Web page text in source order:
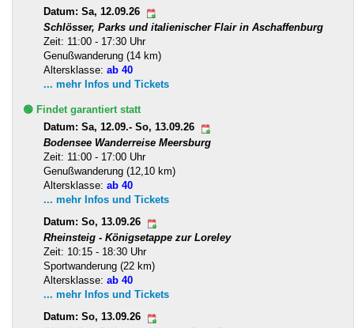
Datum: Sa, 12.09.26
Schlösser, Parks und italienischer Flair in Aschaffenburg
Zeit: 11:00 - 17:30 Uhr
Genußwanderung (14 km)
Altersklasse: ab 40
... mehr Infos und Tickets
🟢 Findet garantiert statt
Datum: Sa, 12.09.- So, 13.09.26
Bodensee Wanderreise Meersburg
Zeit: 11:00 - 17:00 Uhr
Genußwanderung (12,10 km)
Altersklasse: ab 40
... mehr Infos und Tickets
Datum: So, 13.09.26
Rheinsteig - Königsetappe zur Loreley
Zeit: 10:15 - 18:30 Uhr
Sportwanderung (22 km)
Altersklasse: ab 40
... mehr Infos und Tickets
Datum: So, 13.09.26